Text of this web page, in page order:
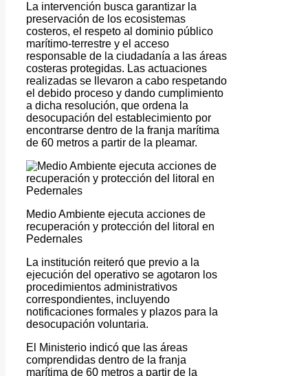
La intervención busca garantizar la
preservación de los ecosistemas
costeros, el respeto al dominio público
marítimo-terrestre y el acceso
responsable de la ciudadanía a las áreas
costeras protegidas. Las actuaciones
realizadas se llevaron a cabo respetando
el debido proceso y dando cumplimiento
a dicha resolución, que ordena la
desocupación del establecimiento por
encontrarse dentro de la franja marítima
de 60 metros a partir de la pleamar.
Medio Ambiente ejecuta acciones de
recuperación y protección del litoral en
Pedernales
La institución reiteró que previo a la
ejecución del operativo se agotaron los
procedimientos administrativos
correspondientes, incluyendo
notificaciones formales y plazos para la
desocupación voluntaria.
El Ministerio indicó que las áreas
comprendidas dentro de la franja
marítima de 60 metros a partir de la